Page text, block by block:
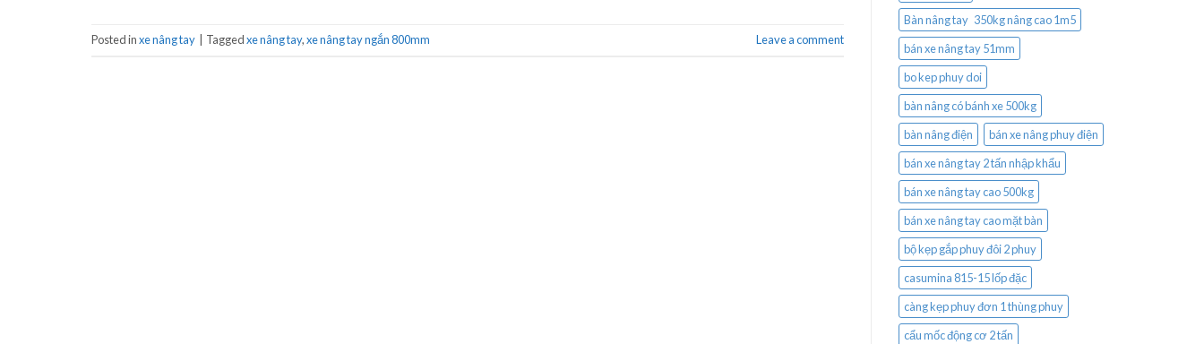
Posted inxe nâng tay Taggedxe nâng tay,xe nâng tay ngắn 800mm Leave a comment
Bàn nâng tay 350kg nâng cao 1m5
bán xe nâng tay 51mm
bo kep phuy doi
bàn nâng có bánh xe 500kg
bàn nâng điện
bán xe nâng phuy điện
bán xe nâng tay 2 tấn nhập khẩu
bán xe nâng tay cao 500kg
bán xe nâng tay cao mặt bàn
bộ kẹp gắp phuy đôi 2 phuy
casumina 815-15 lốp đặc
càng kẹp phuy đơn 1 thùng phuy
cẩu mốc động cơ 2 tấn